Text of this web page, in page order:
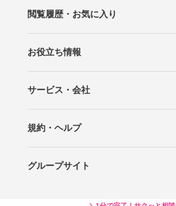
ロケーションから探す
スタジオから探す
閲覧履歴・お気に入り
閲覧スタジオ
お気に入り
お役立ち情報
Wedding Photo マガジン
はじめてガイド
サービス・会社
Photoraitとは
スタジオの掲載について
お問い合わせ
運営会社
サイトマップ
規約・ヘルプ
プライバシーポリシー
利用規約
ヘルプ
グループサイト
Wedding Park
Wedding Park 海外